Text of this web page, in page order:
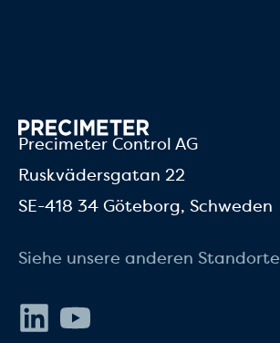
Precimeter Control AG
Ruskvädersgatan 22
SE-418 34 Göteborg, Schweden
Siehe unsere anderen Standorte
LinkedIn